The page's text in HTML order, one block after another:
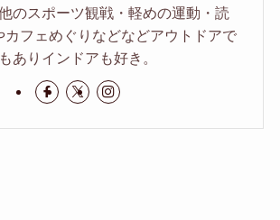
のスポーツ観戦・軽めの運動・読
カフェめぐりなどなどアウトドアで
もありインドアも好き。